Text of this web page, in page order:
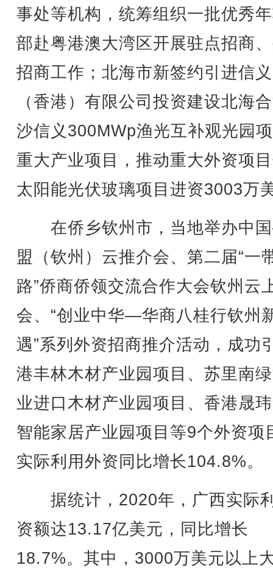
事处等机构，统筹组织一批优秀
部赴粤港澳大湾区开展驻点招商
招商工作；北海市新签约引进信
（香港）有限公司投资建设北海
沙信义300MWp渔光互补观光园
重大产业项目，推动重大外资项
太阳能光伏玻璃项目进资3003万
在侨乡钦州市，当地举办中
盟（钦州）云推介会、第二届“一
路”侨商侨领交流合作大会钦州云
会、“创业中华—华商八桂行钦州
遇”系列外资招商推介活动，成功
港丰林木材产业园项目、苏里南
业进口木材产业园项目、香港晟
智能家居产业园项目等9个外资项
实际利用外资同比增长104.8%。
据统计，2020年，广西实际
资额达13.17亿美元，同比增长
18.7%。其中，3000万美元以上